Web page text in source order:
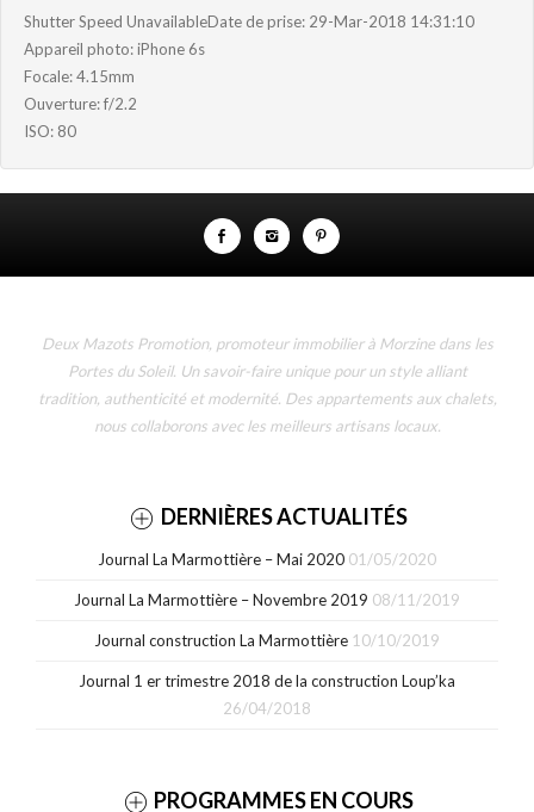
Shutter Speed UnavailableDate de prise: 29-Mar-2018 14:31:10
Appareil photo: iPhone 6s
Focale: 4.15mm
Ouverture: f/2.2
ISO: 80
Deux Mazots Promotion, promoteur immobilier à Morzine dans les
Portes du Soleil. Un savoir-faire unique pour un style alliant
tradition, authenticité et modernité. Des appartements aux chalets,
nous collaborons avec les meilleurs artisans locaux.
DERNIÈRES ACTUALITÉS
Journal La Marmottière – Mai 2020 01/05/2020
Journal La Marmottière – Novembre 2019 08/11/2019
Journal construction La Marmottière 10/10/2019
Journal 1 er trimestre 2018 de la construction Loup’ka
26/04/2018
PROGRAMMES EN COURS